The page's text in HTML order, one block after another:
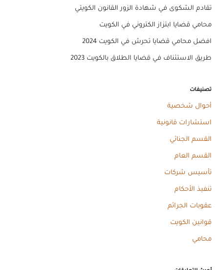
تقادم الشكوى في شهادة الزور القانون الكويتي
محامي قضايا ابتزاز الكتروني في الكويت
افضل محامي قضايا تحرش في الكويت 2024
طريق الاستئناف في قضايا الطلاق بالكويت 2023
تصنيفات
أحوال شخصية
استشارات قانونية
القسم الجنائي
القسم العام
تأسيس شركات
تنفيذ الأحكام
عقوبات الجرائم
قوانين الكويت
محامي